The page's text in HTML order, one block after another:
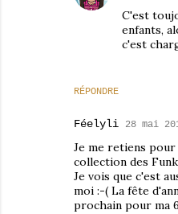
RÉPONDRE
C'est
enfants,
c'est
Féelyli 28 mai
Je me retiens pour
collection des
Je vois que c'est
moi :-( La fête
prochain pour ma